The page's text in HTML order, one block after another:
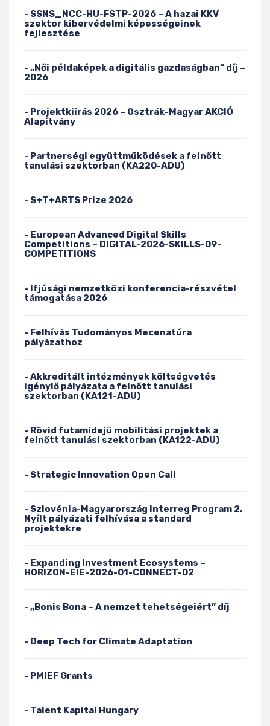
- SSNS_NCC-HU-FSTP-2026 – A hazai KKV
szektor kibervédelmi képességeinek
fejlesztése
- „Női példaképek a digitális gazdaságban” díj –
2026
- Projektkiírás 2026 – Osztrák-Magyar AKCIÓ
Alapítvány
- Partnerségi együttműködések a felnőtt
tanulási szektorban (KA220-ADU)
- S+T+ARTS Prize 2026
- European Advanced Digital Skills
Competitions – DIGITAL-2026-SKILLS-09-
COMPETITIONS
- Ifjúsági nemzetközi konferencia-részvétel
támogatása 2026
- Felhívás Tudományos Mecenatúra
pályázathoz
- Akkreditált intézmények költségvetés
igénylő pályázata a felnőtt tanulási
szektorban (KA121-ADU)
- Rövid futamidejű mobilitási projektek a
felnőtt tanulási szektorban (KA122-ADU)
- Strategic Innovation Open Call
- Szlovénia-Magyarország Interreg Program 2.
Nyílt pályázati felhívása a standard
projektekre
- Expanding Investment Ecosystems –
HORIZON-EIE-2026-01-CONNECT-02
- „Bonis Bona – A nemzet tehetségeiért” díj
- Deep Tech for Climate Adaptation
- PMIEF Grants
- Talent Kapital Hungary